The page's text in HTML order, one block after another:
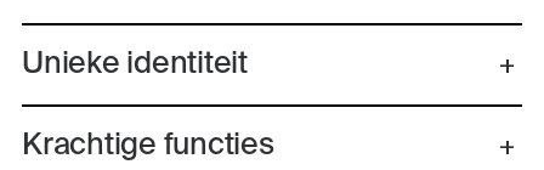
Unieke identiteit
Krachtige functies